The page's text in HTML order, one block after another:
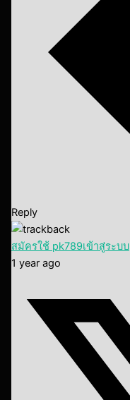
Reply
สมัครใช้ pk789เข้าสู่ระบบ
1 year ago